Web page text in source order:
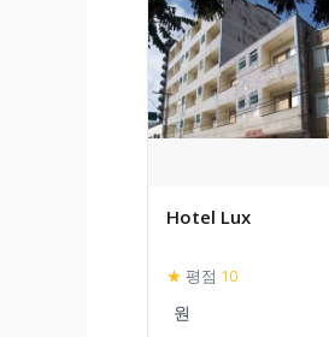
Hotel Lux
★ 평점 10